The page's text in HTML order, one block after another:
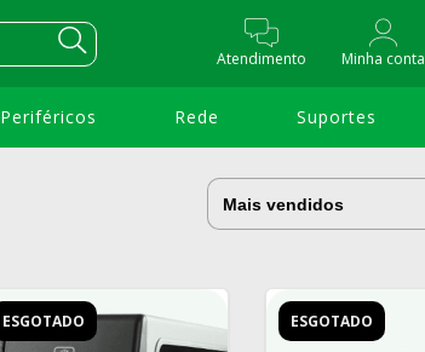
Atendimento Minha conta
Periféricos Rede Suportes
ESGOTADO ESGOTADO